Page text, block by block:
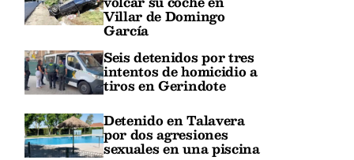
Villar de Domingo
García
Seis detenidos por tres
intentos de homicidio a
tiros en Gerindote
Detenido en Talavera
por dos agresiones
sexuales en una piscina